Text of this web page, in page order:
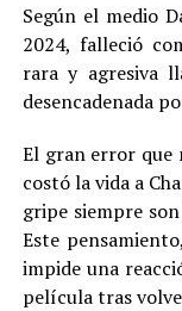
Según el medio
2024, falleció
rara y agresiva
desencadenada
El gran error que
costó la vida a
gripe siempre
Este
impide una
película tras